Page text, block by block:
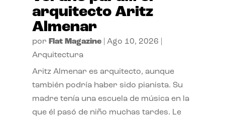
arquitecto Aritz
Almenar
por Flat Magazine| Ago 10, 2026
Arquitectura
Aritz Almenar es arquitecto, aunque
también podría haber sido pianista. Su
madre tenía una escuela de música en la
que él pasó de niño muchas tardes. Le